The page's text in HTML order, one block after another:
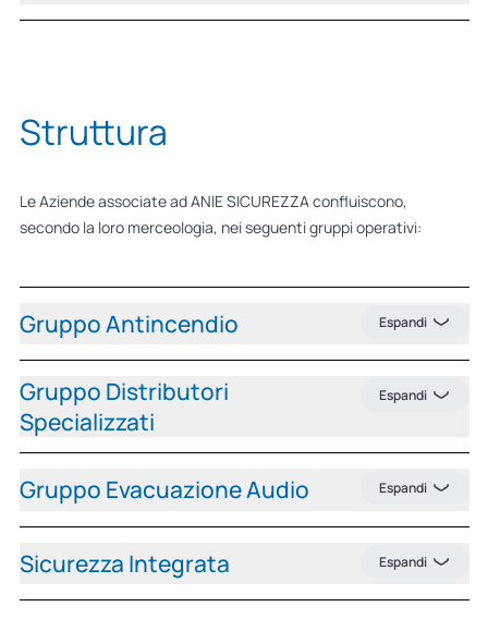
Struttura
Le Aziende associate ad ANIE SICUREZZA confluiscono,
secondo la loro merceologia, nei seguenti gruppi operativi:
Gruppo Antincendio Espandi
Gruppo Distributori
Specializzati
Espandi
Gruppo Evacuazione Audio Espandi
Sicurezza Integrata Espandi